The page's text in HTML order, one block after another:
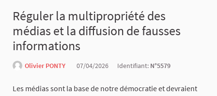
Réguler la multipropriété des
médias et la diffusion de fausses
informations
Olivier PONTY 07/04/2026 Identifiant: N°5579
Les médias sont la base de notre démocratie et devraient